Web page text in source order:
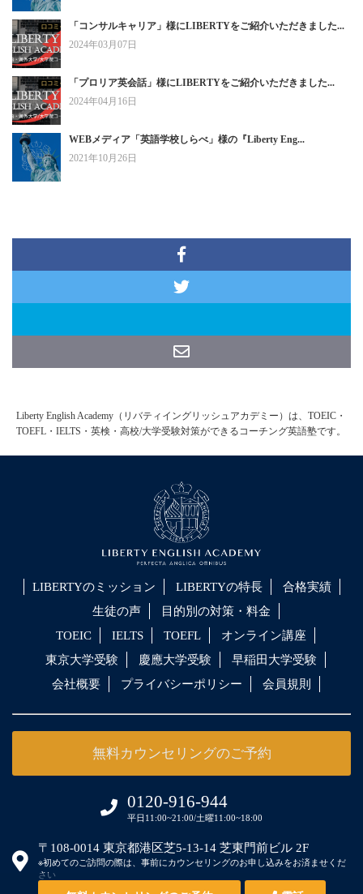
「コンサルキャリア」様にLIBERTYをご紹介いただきました...
2024年03月07日
「プロリア英会話」様にLIBERTYをご紹介いただきました...
2024年04月16日
WEBメディア「英語学校しらべ」様の『Liberty Eng...
2021年10月26日
Liberty English Academy（リバティイングリッシュアカデミー）は、TOEIC・
TOEFL・IELTS・英検・高校/大学受験対策ができるコーチング英語塾です。
LIBERTYのミッション LIBERTYの特長
合格実績
生徒の声
目的別の対策・料金
TOEIC
IELTS TOEFL
オンライン講座
東京大学受験
慶應大学受験
早稲田大学受験
会社概要
プライバシーポリシー 会員規則
無料カウンセリングのご予約
0120-916-944
平日11:00~21:00/土曜11:00~18:00
〒108-0014 東京都港区芝5-13-14 芝東門前ビル 2F
※初めてのご訪問の際は、事前にカウンセリングのお申し込みをお済ませくだ
さい